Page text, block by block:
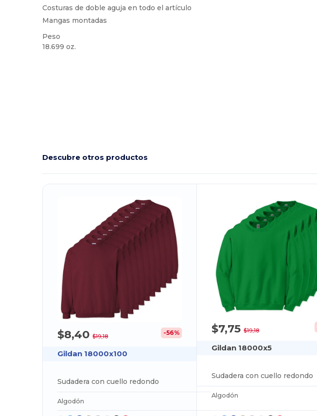
Costuras de doble aguja en todo el artículo
Mangas montadas
Peso
18.699 oz.
Descubre otros productos
$8,40$19,18 -56%
Gildan 18000x100
Sudadera con cuello redondo
Algodón
$7,75 $19,18
Gildan 18000x5
Sudadera con cuello redondo
Algodón